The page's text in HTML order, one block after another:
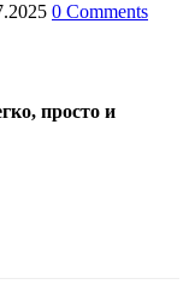
0 Comments
просто и